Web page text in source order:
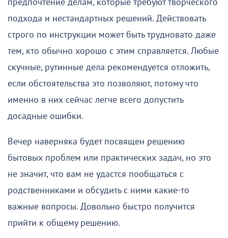
подхода и нестандартных решений. Действовать
строго по инструкции может быть трудновато даже
тем, кто обычно хорошо с этим справляется. Любые
скучные, рутинные дела рекомендуется отложить,
если обстоятельства это позволяют, потому что
именно в них сейчас легче всего допустить
досадные ошибки.
Вечер наверняка будет посвящен решению
бытовых проблем или практических задач, но это
не значит, что вам не удастся пообщаться с
родственниками и обсудить с ними какие-то
важные вопросы. Довольно быстро получится
прийти к общему решению.